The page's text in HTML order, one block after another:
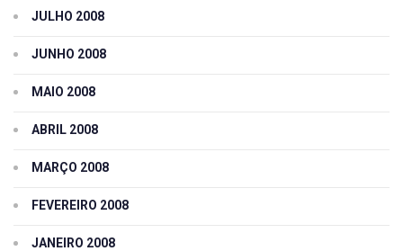
JULHO 2008
JUNHO 2008
MAIO 2008
ABRIL 2008
MARÇO 2008
FEVEREIRO 2008
JANEIRO 2008